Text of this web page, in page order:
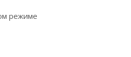
режиме